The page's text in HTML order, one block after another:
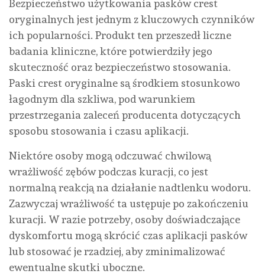
Bezpieczeństwo użytkowania pasków crest
oryginalnych jest jednym z kluczowych czynników
ich popularności. Produkt ten przeszedł liczne
badania kliniczne, które potwierdziły jego
skuteczność oraz bezpieczeństwo stosowania.
Paski crest oryginalne są środkiem stosunkowo
łagodnym dla szkliwa, pod warunkiem
przestrzegania zaleceń producenta dotyczących
sposobu stosowania i czasu aplikacji.
Niektóre osoby mogą odczuwać chwilową
wrażliwość zębów podczas kuracji, co jest
normalną reakcją na działanie nadtlenku wodoru.
Zazwyczaj wrażliwość ta ustępuje po zakończeniu
kuracji. W razie potrzeby, osoby doświadczające
dyskomfortu mogą skrócić czas aplikacji pasków
lub stosować je rzadziej, aby zminimalizować
ewentualne skutki uboczne.